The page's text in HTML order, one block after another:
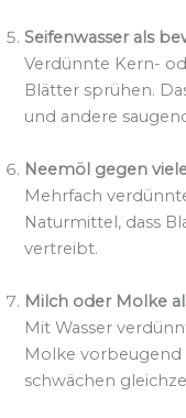
Seifenwasser als
Verdünnte Kern-
Blätter sprühen.
und andere
Neemöl gegen
Mehrfach
Naturmittel, dass
vertreibt.
Milch oder Molke
Mit Wasser
Molke
schwächen